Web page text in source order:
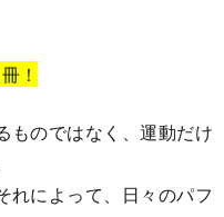
！
ものではなく、運動だけ
れによって、日々のパフ